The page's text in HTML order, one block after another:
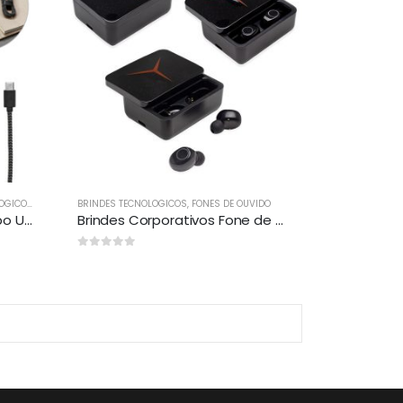
Brindes 100% Reciclado Cabo USB-C
BRINDES TECNOLOGICOS, FONES DE OUVIDO
Brindes Corporativos Fone de Ouvido Bluetooth com Case Carregador Personalizado